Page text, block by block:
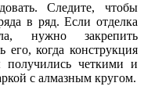
Следите, чтобы
в ряд. Если отделка
нужно закрепить
его, когда конструкция
четкими и
с алмазным кругом.